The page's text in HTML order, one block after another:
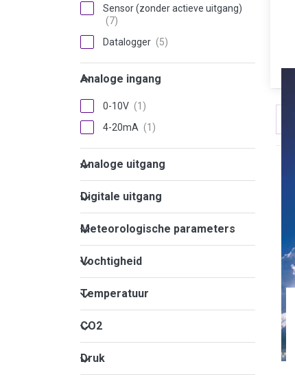
Sensor (zonder actieve uitgang)
Datalogger
Analoge ingang
Analoge ingang
0-10V
4-20mA
Analoge uitgang
Analoge uitgang
Digitale uitgang
Digitale uitgang
Meteorologische parameters
Meteorologische parameters
Vochtigheid
Vochtigheid
Temperatuur
Temperatuur
CO2
CO2
Druk
Druk